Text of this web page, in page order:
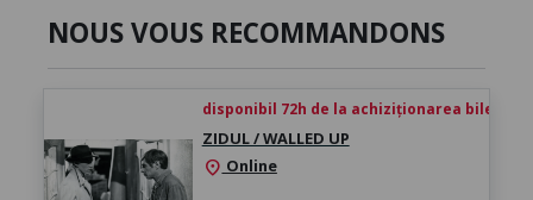
NOUS VOUS RECOMMANDONS
disponibil 72h de la achiziționarea biletului
ZIDUL / WALLED UP
location_on Online